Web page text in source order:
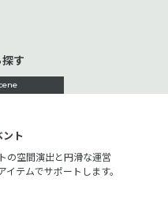
す
ト
の空間演出と円滑な運営
イテムでサポートします。